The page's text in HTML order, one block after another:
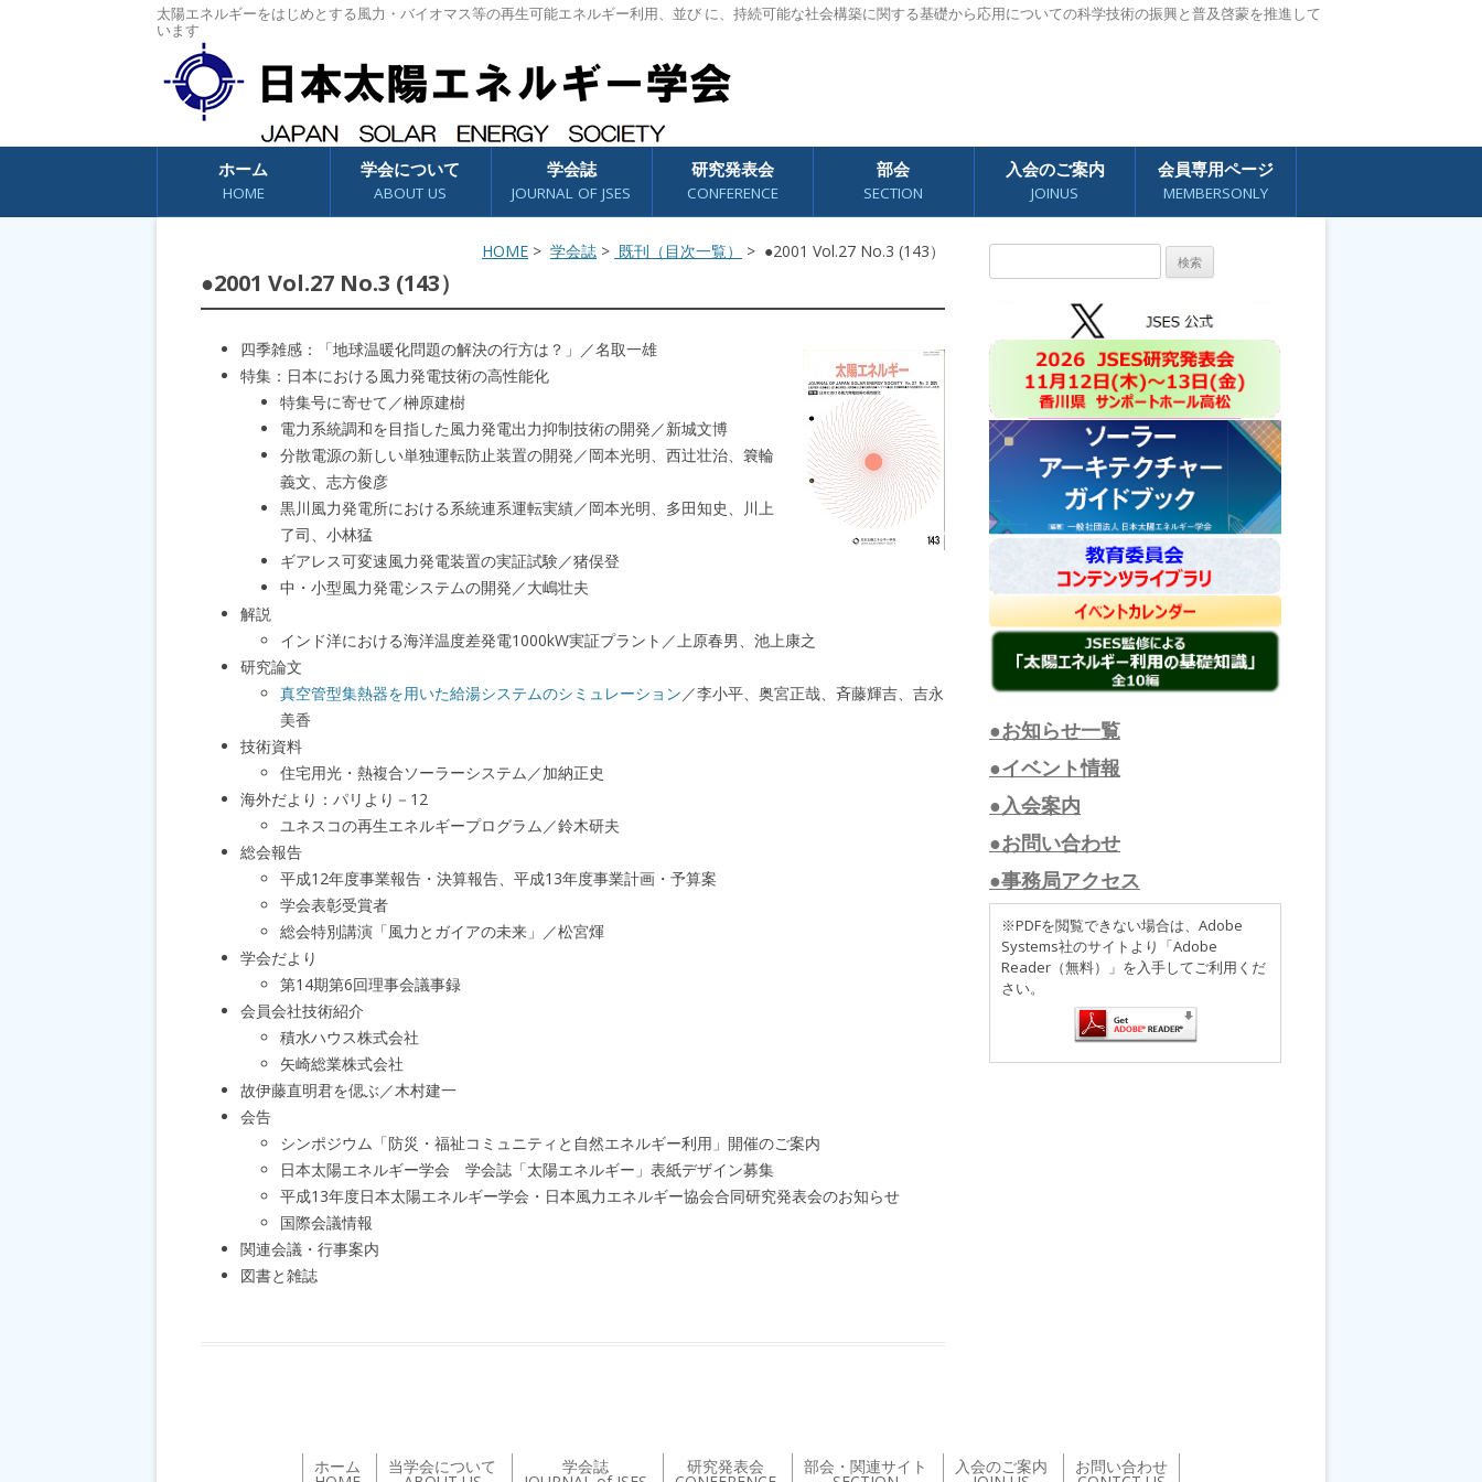
太陽エネルギーをはじめとする風力・バイオマス等の再生可能エネルギー利用、並び に、持続可能な社会構築に関する基礎から応用についての科学技術の振興と普及啓蒙を推進して
います
コンテンツへスキップ
ホーム
HOME
学会について
ABOUT US
学会誌
JOURNAL OF JSES
研究発表会
CONFERENCE
部会
SECTION
入会のご案内
JOINUS
会員専用ページ
MEMBERSONLY
HOME > 学会誌 > 既刊（目次一覧） > ●2001 Vol.27 No.3 (143）
●2001 Vol.27 No.3 (143）
四季雑感：「地球温暖化問題の解決の行方は？」／名取一雄
特集：日本における風力発電技術の高性能化
特集号に寄せて／榊原建樹
電力系統調和を目指した風力発電出力抑制技術の開発／新城文博
分散電源の新しい単独運転防止装置の開発／岡本光明、西辻壮治、簔輪
義文、志方俊彦
黒川風力発電所における系統連系運転実績／岡本光明、多田知史、川上
了司、小林猛
ギアレス可変速風力発電装置の実証試験／猪俣登
中・小型風力発電システムの開発／大嶋壮夫
解説
インド洋における海洋温度差発電1000kW実証プラント／上原春男、池上康之
研究論文
真空管型集熱器を用いた給湯システムのシミュレーション／李小平、奥宮正哉、斉藤輝吉、吉永
美香
技術資料
住宅用光・熱複合ソーラーシステム／加納正史
海外だより：パリより－12
ユネスコの再生エネルギープログラム／鈴木研夫
総会報告
平成12年度事業報告・決算報告、平成13年度事業計画・予算案
学会表彰受賞者
総会特別講演「風力とガイアの未来」／松宮煇
学会だより
第14期第6回理事会議事録
会員会社技術紹介
積水ハウス株式会社
矢崎総業株式会社
故伊藤直明君を偲ぶ／木村建一
会告
シンポジウム「防災・福祉コミュニティと自然エネルギー利用」開催のご案内
日本太陽エネルギー学会 学会誌「太陽エネルギー」表紙デザイン募集
平成13年度日本太陽エネルギー学会・日本風力エネルギー協会合同研究発表会のお知らせ
国際会議情報
関連会議・行事案内
図書と雑誌
索:
●お知らせ一覧
●イベント情報
●入会案内
●お問い合わせ
●事務局アクセス
※PDFを閲覧できない場合は、Adobe
Systems社のサイトより「Adobe
Reader（無料）」を入手してご利用くだ
さい。
ホーム 当学会について 学会誌 研究発表会 部会・関連サイト 入会のご案内 お問い合わせ